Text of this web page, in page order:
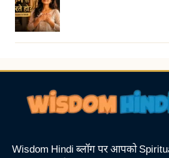
Wisdom Hindi ब्लॉग पर आपको